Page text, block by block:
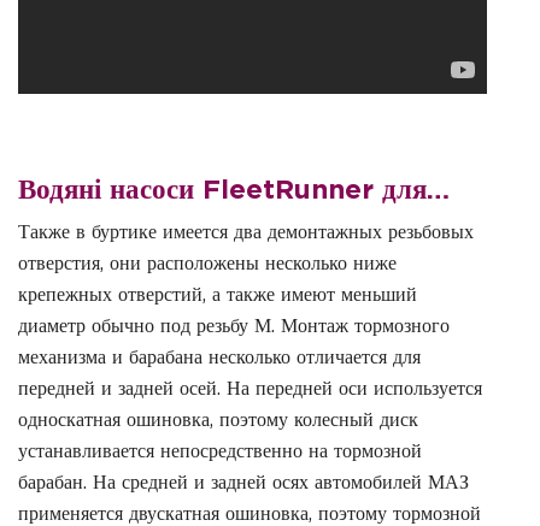
Водяні насоси FleetRunner для…
Также в буртике имеется два демонтажных резьбовых
отверстия, они расположены несколько ниже
крепежных отверстий, а также имеют меньший
диаметр обычно под резьбу М. Монтаж тормозного
механизма и барабана несколько отличается для
передней и задней осей. На передней оси используется
односкатная ошиновка, поэтому колесный диск
устанавливается непосредственно на тормозной
барабан. На средней и задней осях автомобилей МАЗ
применяется двускатная ошиновка, поэтому тормозной